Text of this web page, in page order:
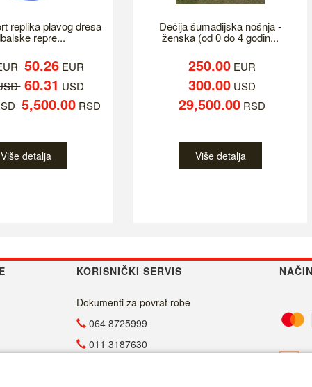
replika plavog dresa
repre...
50.26EUR
60.31 USD
5,500.00RSD
Više detalja
Dečija šumadijska nošnja -
ženska (od 0 do 4 godin...
250.00 EUR
300.00 USD
29,500.00 RSD
Više detalja
KORISNIČKI SERVIS
Dokumenti za povrat robe
064 8725999
011 3187630